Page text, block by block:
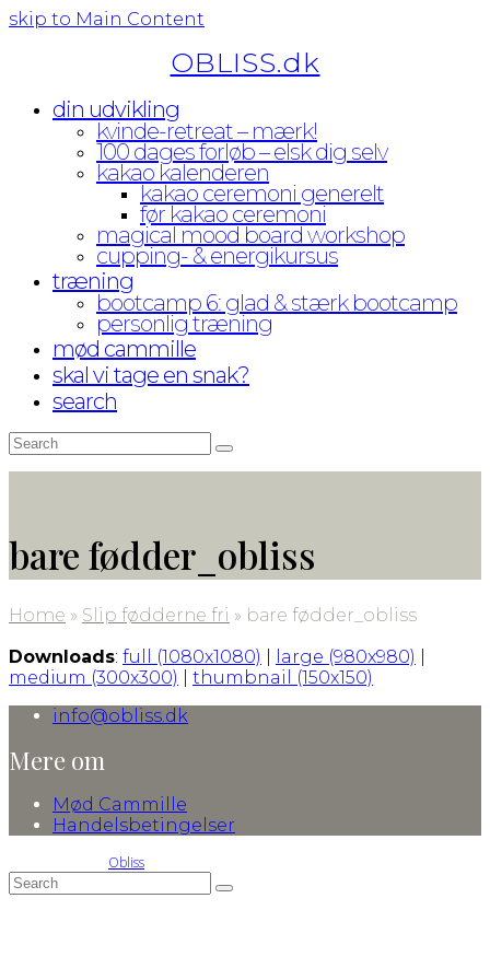
skip to Main Content
OBLISS.dk
din udvikling
kvinde-retreat – mærk!
100 dages forløb – elsk dig selv
kakao kalenderen
kakao ceremoni generelt
før kakao ceremoni
magical mood board workshop
cupping- & energikursus
træning
bootcamp 6: glad & stærk bootcamp
personlig træning
mød cammille
skal vi tage en snak?
search
Search
Submit
bare fødder_obliss
Home » Slip fødderne fri » bare fødder_obliss
Downloads: full (1080x1080) large (980x980)
medium (300x300)
thumbnail (150x150)
info@obliss.dk
Mere om
Mød Cammille
Handelsbetingelser
Obliss
Back
To
Search
Submit